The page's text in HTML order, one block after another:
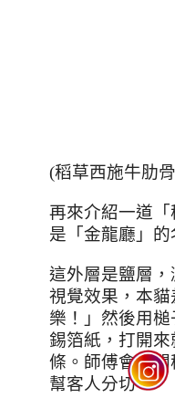
(稻草西施牛肋
再來介紹一道
是「金龍廳」的
這外層是鹽層
視覺效果，本
樂！」然後用
錫箔紙，打開
條。師傅會剪開
幫客人分切。